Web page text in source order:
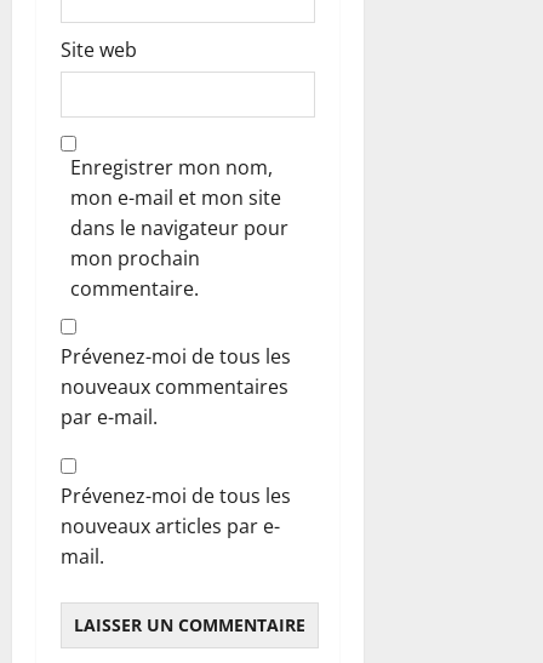
Site web
Enregistrer mon nom,
mon e-mail et mon site
dans le navigateur pour
mon prochain
commentaire.
Prévenez-moi de tous les
nouveaux commentaires
par e-mail.
Prévenez-moi de tous les
nouveaux articles par e-
mail.